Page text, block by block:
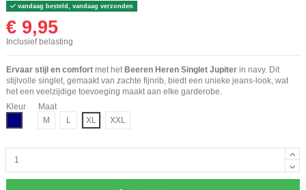
vandaag besteld, vandaag verzonden
€ 9,95
Inclusief belasting
Ervaar stijl en comfort met het Beeren Heren Singlet Jupiter in navy. Dit
stijlvolle singlet, gemaakt van zachte fijnrib, biedt een unieke jeans-look, wat
het een veelzijdige toevoeging maakt aan elke garderobe.
Kleur
Maat
M
L XL XXL